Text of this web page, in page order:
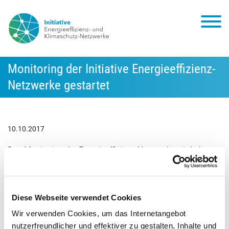
Diese Webseite verwendet Cookies
Wir verwenden Cookies, um das Internetangebot
nutzerfreundlicher und effektiver zu gestalten, Inhalte und
Monitoring der Initiative Energieeffizienz-
Netzwerke gestartet
10.10.2017
Das Monitoring der Energieeffizienz-Netzwerke wird ab
sofort durch ein Konsortium von Adelphi und Fraunhofer
ISI durchgeführt. Die Beauftragung erfolgte im August
zuverlässige Erfassung der umgesetzten Maßnahmen, die
dadurch erzielten Energieeinsparungen sowie die